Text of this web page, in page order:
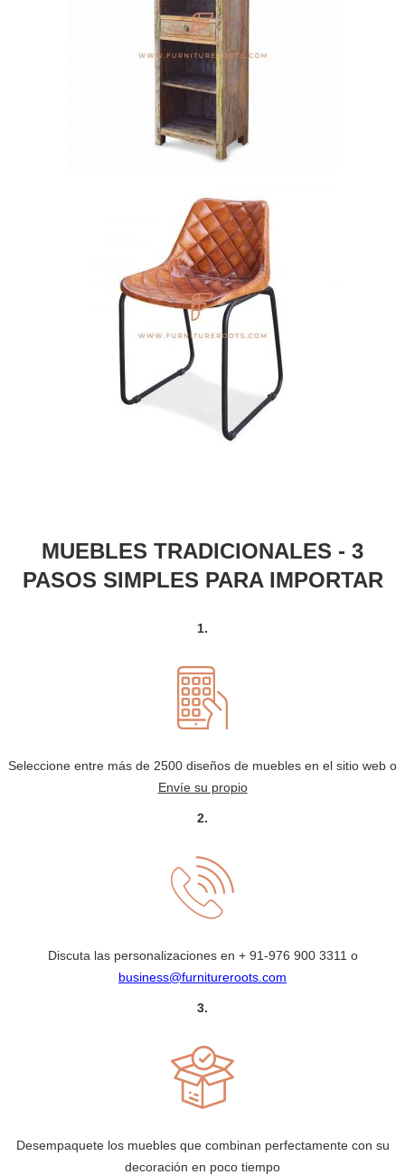
MUEBLES TRADICIONALES - 3
PASOS SIMPLES PARA IMPORTAR
1.
Seleccione entre más de 2500 diseños de muebles en el sitio web o
Envíe su propio
2.
Discuta las personalizaciones en + 91-976 900 3311 o
business@furnitureroots.com
3.
Desempaquete los muebles que combinan perfectamente con su
decoración en poco tiempo